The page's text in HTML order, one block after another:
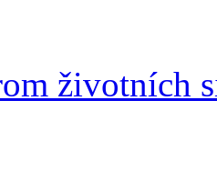
životních